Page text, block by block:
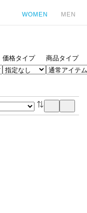
WOMEN MEN
価格タイプ 商品タイプ